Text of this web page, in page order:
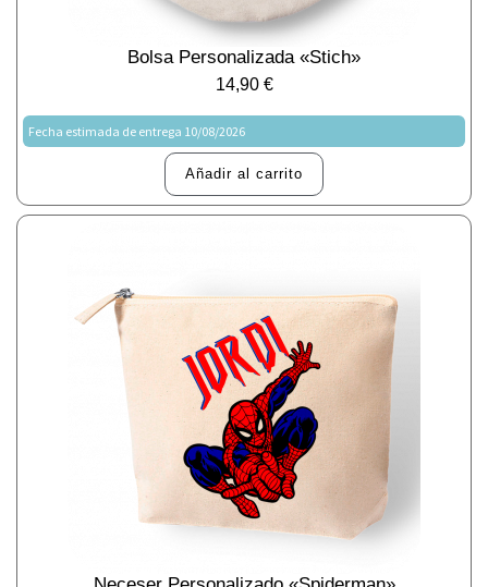
Bolsa Personalizada «Stich»
14,90 €
Fecha estimada de entrega 10/08/2026
Añadir al carrito